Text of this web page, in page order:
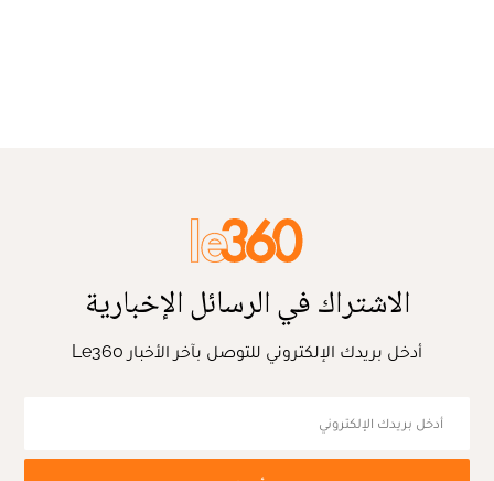
الاشتراك في الرسائل الإخبارية
أدخل بريدك الإلكتروني للتوصل بآخر الأخبار Le360